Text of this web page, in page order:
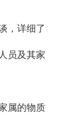
，详细了
员及其家
属的物质